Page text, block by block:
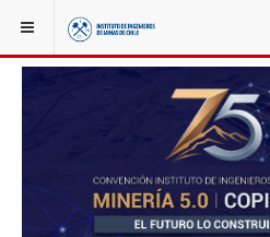
YOU ARE HERE: NOTICIAS